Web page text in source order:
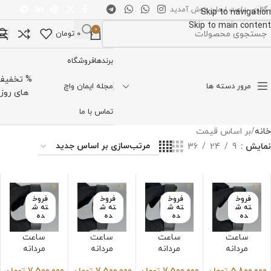
Skip to navigation
Skip to main content
گالری ساعت ایمان خوش آمدید
0
0 تومان
مرور دسته ها
برندهافروشگاه
مجله ایمان واچ
تماس با ما
%
های روز
خانه بر اساس قیمت
نمایش
9
24
36
فروخ
ته ش
ده
ساعت
مردانه
فروخ
ته ش
ده
ساعت
مردانه
فروخ
ته ش
ده
ساعت
مردانه
فروخ
ته ش
ده
ساعت
مردانه